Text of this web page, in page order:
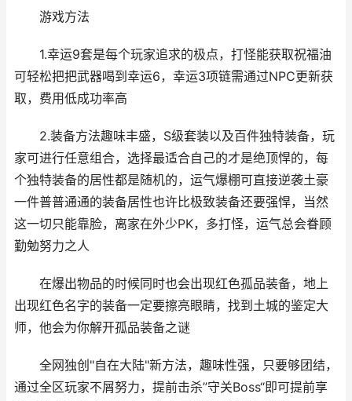
游戏方法
1.幸运9套是每个玩家追求的极点，打怪能获取祝福油
可轻松把把武器喝到幸运6，幸运3项链需通过NPC更新获
取，费用低成功率高
2.装备方法趣味丰盛，S级套装以及百件独特装备，玩
家可进行任意组合，选择最适合自己的才是绝顶悍的，每
个独特装备的居性都是随机的，运气爆棚可直接逆袭土豪
一件普普通通的装备居性也许比极致装备还要强悍，当然
这一切只能靠脸，离家在外少PK，多打怪，运气总会眷顾
勤勉努力之人
在爆出物品的时候同时也会出现红色孤品装备，地上
出现红色名字的装备一定要擦亮眼睛，找到土城的鉴定大
师，他会为你解开孤品装备之谜
全网独创"自在大陆"新方法，趣味性强，只要够团结，
通过全区玩家不屑努力，提前击杀”守关Boss“即可提前享